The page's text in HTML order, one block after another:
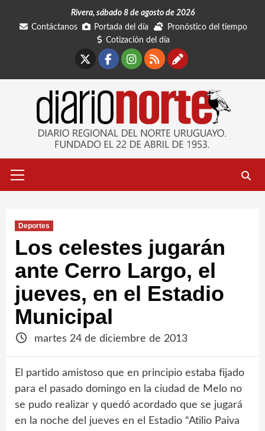
Rivera, sábado 8 de agosto de 2026
Contáctanos
Portada del día
Pronóstico del tiempo
Cotización del día
Facebook
Instagram
RSSContáctanos
primario
Deportes
Los celestes jugarán
ante Cerro Largo, el
jueves, en el Estadio
Municipal
martes 24 de diciembre de 2013
El partido amistoso que en principio estaba fijado
para el pasado domingo en la ciudad de Melo no
se pudo realizar y quedó acordado que se jugará
en la noche del jueves en el Estadio “Atilio Paiva